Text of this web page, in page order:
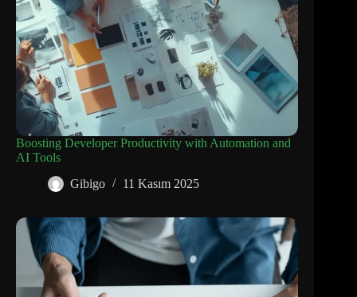
Boosting Developer Productivity with Automation and
AI Tools
Gibigo
11 Kasım 2025